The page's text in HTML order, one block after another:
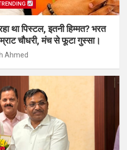
था पिस्टल, इतनी हिम्मत? भरत
चौधरी, मंच से फूटा गुस्सा।
Ahmed